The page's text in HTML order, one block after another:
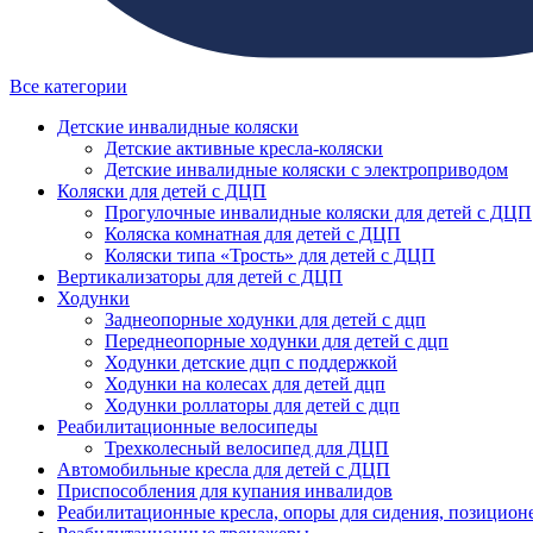
Все категории
Детские инвалидные коляски
Детские активные кресла-коляски
Детские инвалидные коляски с электроприводом
Коляски для детей с ДЦП
Прогулочные инвалидные коляски для детей с ДЦП
Коляска комнатная для детей с ДЦП
Коляски типа «Трость» для детей с ДЦП
Вертикализаторы для детей с ДЦП
Ходунки
Заднеопорные ходунки для детей с дцп
Переднеопорные ходунки для детей с дцп
Ходунки детские дцп с поддержкой
Ходунки на колесах для детей дцп
Ходунки роллаторы для детей с дцп
Реабилитационные велосипеды
Трехколесный велосипед для ДЦП
Автомобильные кресла для детей с ДЦП
Приспособления для купания инвалидов
Реабилитационные кресла, опоры для сидения,